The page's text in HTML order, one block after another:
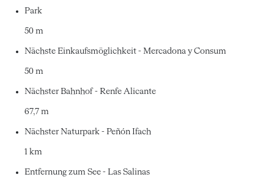
Park
50 m
Nächste Einkaufsmöglichkeit - Mercadona y Consum
50 m
Nächster Bahnhof - Renfe Alicante
67,7 m
Nächster Naturpark - Peñón Ifach
1 km
Entfernung zum See - Las Salinas